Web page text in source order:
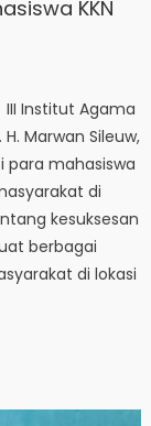
KKN
Institut Agama
Marwan Sileuw,
para mahasiswa
di
kesuksesan
berbagai
di lokasi